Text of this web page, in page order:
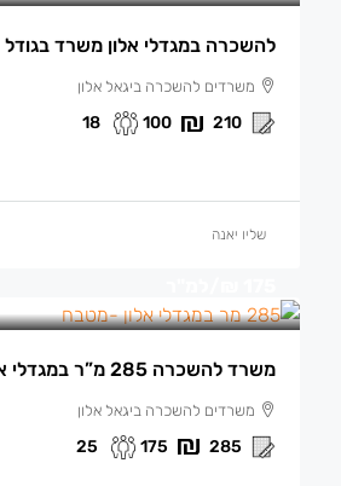
להשכרה במגדלי אלון משרד בגודל 210 מ”ר
משרדים להשכרה ביגאל אלון
210
100
18
שליו יאנה
משרד להשכרה 285 מ”ר במגדלי אלון
משרדים להשכרה ביגאל אלון
285
175
25